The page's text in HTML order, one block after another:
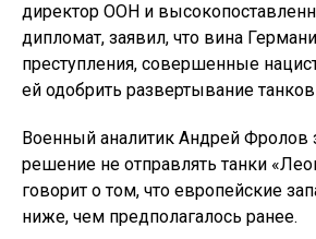
директор ООН и
дипломат, заявил, что вина
преступления, совершенные
ей одобрить развертывание
Военный аналитик Андрей Фролов
решение не отправлять танки
говорит о том, что европейские
ниже, чем предполагалось ранее.